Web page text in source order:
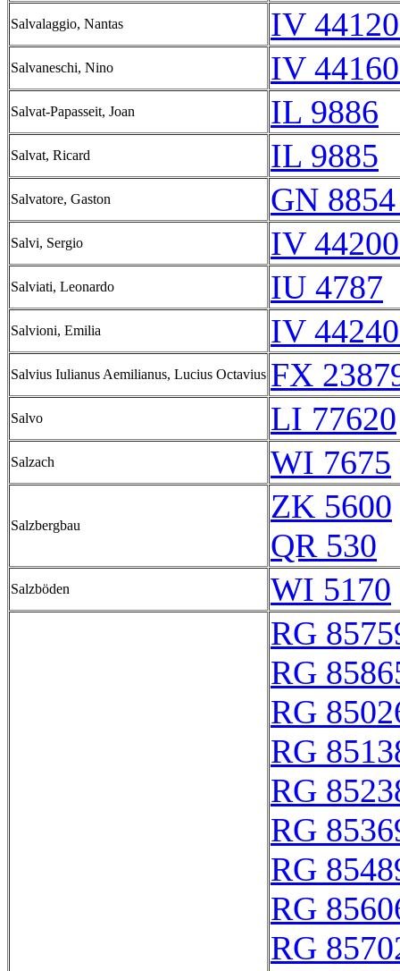
Salvalaggio, Nantas IV
Salvaneschi, Nino IV
Salvat-Papasseit, Joan IL 9886
Salvat, Ricard IL 9885
Salvatore, Gaston GN
Salvi, Sergio IV
Salviati, Leonardo IU 4787
Salvioni, Emilia IV
Salvius Iulianus Aemilianus, Lucius Octavius FX
Salvo LI 77620
Salzach WI 7675
Salzbergbau
ZK 5600
QR 530
Salzböden
WI 5170
RG
RG
RG
RG
RG
RG
RG
RG
RG